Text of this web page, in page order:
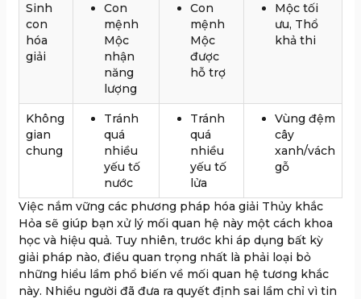
Sinh
con
hóa
giải
Con
mệnh
Mộc
nhận
năng
lượng
Con
mệnh
Mộc
được
hỗ trợ
Mộc tối
ưu, Thổ
khả thi
Không
gian
chung
Tránh
quá
nhiều
yếu tố
nước
Tránh
quá
nhiều
yếu tố
lửa
Vùng đệm
cây
xanh/vách
gỗ
Việc nắm vững các phương pháp hóa giải Thủy khắc
Hỏa sẽ giúp bạn xử lý mối quan hệ này một cách khoa
học và hiệu quả. Tuy nhiên, trước khi áp dụng bất kỳ
giải pháp nào, điều quan trọng nhất là phải loại bỏ
những hiểu lầm phổ biến về mối quan hệ tương khắc
này. Nhiều người đã đưa ra quyết định sai lầm chỉ vì tin